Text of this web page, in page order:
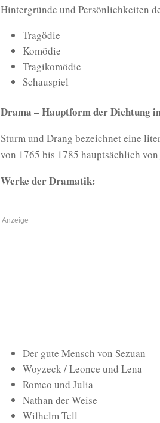
Hintergründe und Persönlichkeiten
Tragödie
Komödie
Tragikomödie
Schauspiel
Drama – Hauptform der Dichtung
Sturm und Drang bezeichnet eine
von 1765 bis 1785 hauptsächlich
Werke der Dramatik:
Der gute Mensch von Sezuan
Woyzeck / Leonce und Lena
Romeo und Julia
Nathan der Weise
Wilhelm Tell